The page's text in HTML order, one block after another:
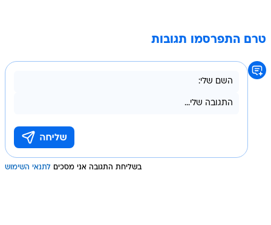
טרם התפרסמו תגובות
בשליחת התגובה אני מסכים לתנאי השימוש